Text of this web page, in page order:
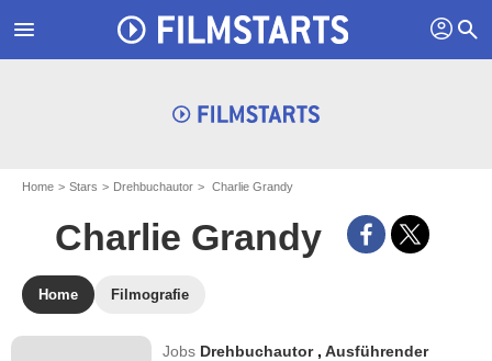
menu profil search
Home Stars Drehbuchautor Charlie Grandy
Charlie Grandy
Home Filmografie
Jobs Drehbuchautor ,Ausführender